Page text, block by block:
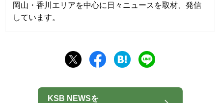
岡山・香川エリアを中心に日々ニュースを取材、発信
しています。
KSB NEWSを